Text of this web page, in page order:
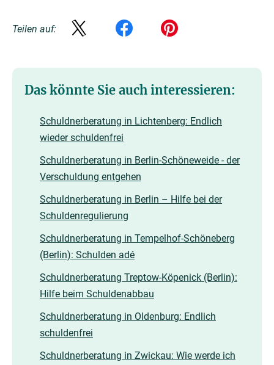
Teilen auf:
Das könnte Sie auch interessieren:
Schuldnerberatung in Lichtenberg: Endlich
wieder schuldenfrei
Schuldnerberatung in Berlin-Schöneweide - der
Verschuldung entgehen
Schuldnerberatung in Berlin – Hilfe bei der
Schuldenregulierung
Schuldnerberatung in Tempelhof-Schöneberg
(Berlin): Schulden adé
Schuldnerberatung Treptow-Köpenick (Berlin):
Hilfe beim Schuldenabbau
Schuldnerberatung in Oldenburg: Endlich
schuldenfrei
Schuldnerberatung in Zwickau: Wie werde ich